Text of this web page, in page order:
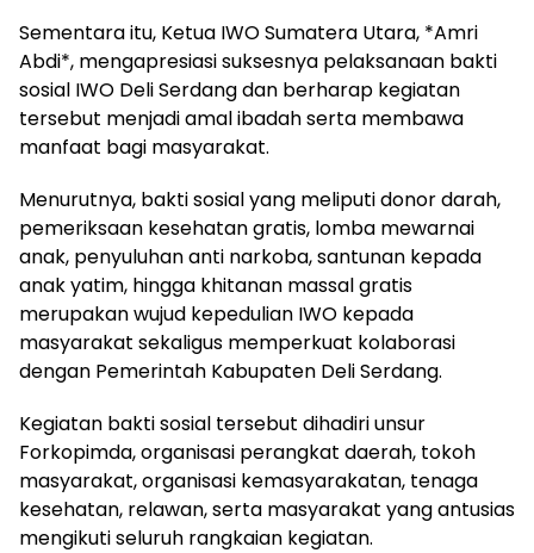
Sementara itu, Ketua IWO Sumatera Utara, *Amri
Abdi*, mengapresiasi suksesnya pelaksanaan bakti
sosial IWO Deli Serdang dan berharap kegiatan
tersebut menjadi amal ibadah serta membawa
manfaat bagi masyarakat.
Menurutnya, bakti sosial yang meliputi donor darah,
pemeriksaan kesehatan gratis, lomba mewarnai
anak, penyuluhan anti narkoba, santunan kepada
anak yatim, hingga khitanan massal gratis
merupakan wujud kepedulian IWO kepada
masyarakat sekaligus memperkuat kolaborasi
dengan Pemerintah Kabupaten Deli Serdang.
Kegiatan bakti sosial tersebut dihadiri unsur
Forkopimda, organisasi perangkat daerah, tokoh
masyarakat, organisasi kemasyarakatan, tenaga
kesehatan, relawan, serta masyarakat yang antusias
mengikuti seluruh rangkaian kegiatan.